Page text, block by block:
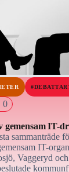
0
gemensam IT-
sammanträde
IT-
Vaggeryd